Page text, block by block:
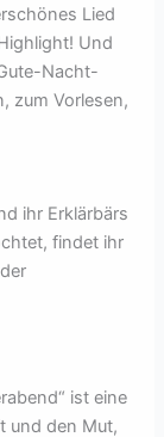
Lied
Und
Nacht-
zum Vorlesen,
ihr Erklärbärs
findet ihr
ist eine
und den Mut,